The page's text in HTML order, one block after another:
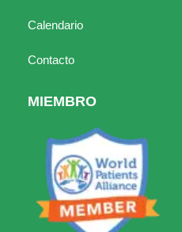
Calendario
Contacto
MIEMBRO